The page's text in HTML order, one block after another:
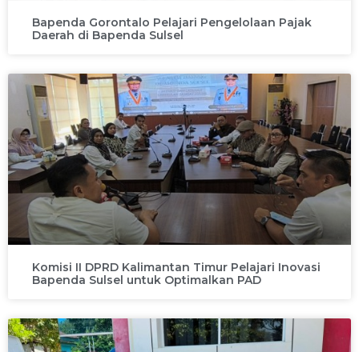
Bapenda Gorontalo Pelajari Pengelolaan Pajak
Daerah di Bapenda Sulsel
Komisi II DPRD Kalimantan Timur Pelajari Inovasi
Bapenda Sulsel untuk Optimalkan PAD